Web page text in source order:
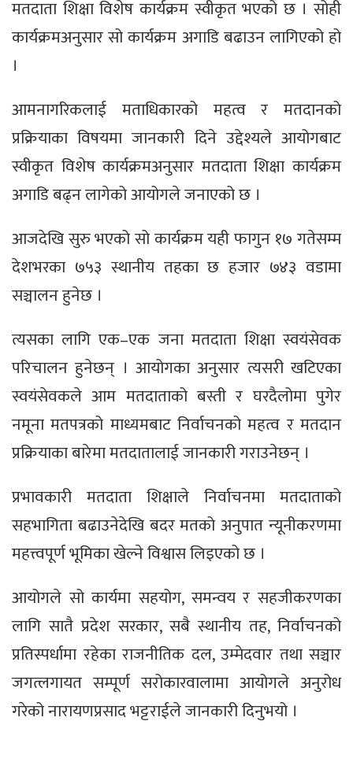
मतदाता शिक्षा विशेष कार्यक्रम स्वीकृत भएको छ । सोही
कार्यक्रमअनुसार सो कार्यक्रम अगाडि बढाउन लागिएको हो
।
आमनागरिकलाई मताधिकारको महत्व र मतदानको
प्रक्रियाका विषयमा जानकारी दिने उद्देश्यले आयोगबाट
स्वीकृत विशेष कार्यक्रमअनुसार मतदाता शिक्षा कार्यक्रम
अगाडि बढ्न लागेको आयोगले जनाएको छ ।
आजदेखि सुरु भएको सो कार्यक्रम यही फागुन १७ गतेसम्म
देशभरका ७५३ स्थानीय तहका छ हजार ७४३ वडामा
सञ्चालन हुनेछ ।
त्यसका लागि एक–एक जना मतदाता शिक्षा स्वयंसेवक
परिचालन हुनेछन् । आयोगका अनुसार त्यसरी खटिएका
स्वयंसेवकले आम मतदाताको बस्ती र घरदैलोमा पुगेर
नमूना मतपत्रको माध्यमबाट निर्वाचनको महत्व र मतदान
प्रक्रियाका बारेमा मतदातालाई जानकारी गराउनेछन् ।
प्रभावकारी मतदाता शिक्षाले निर्वाचनमा मतदाताको
सहभागिता बढाउनेदेखि बदर मतको अनुपात न्यूनीकरणमा
महत्त्वपूर्ण भूमिका खेल्ने विश्वास लिइएको छ ।
आयोगले सो कार्यमा सहयोग, समन्वय र सहजीकरणका
लागि सातै प्रदेश सरकार, सबै स्थानीय तह, निर्वाचनको
प्रतिस्पर्धामा रहेका राजनीतिक दल, उम्मेदवार तथा सञ्चार
जगत्लगायत सम्पूर्ण सरोकारवालामा आयोगले अनुरोध
गरेको नारायणप्रसाद भट्टराईले जानकारी दिनुभयो ।